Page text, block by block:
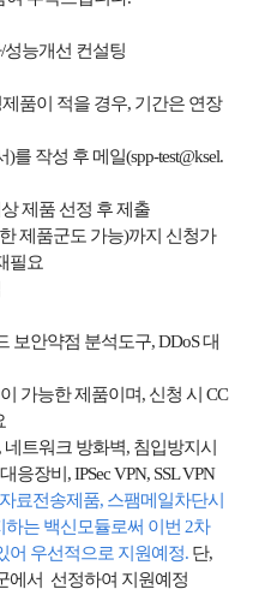
능개선 컨설팅
품이 적을 경우, 기간은 연장
)를 작성 후 메일(spp-test@ksel.
제품 선정 후 제출
제품군도 가능)까지 신청가
필요
보안약점 분석도구, DDoS 대
가능한 제품이며, 신청 시 CC
트워크 방화벽, 침입방지시
장비, IPSec VPN, SSL VPN
료전송제품, 스팸메일차단시
는 백신모듈로써 이번 2차
어 우선적으로 지원예정. 단,
에서 선정하여 지원예정